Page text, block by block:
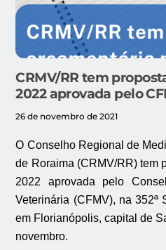
CRMV/RR tem
2022 aprovada pelo
26 de novembro de 2021
O Conselho Regional de
de Roraima (CRMV/RR) tem
2022 aprovada pelo
Veterinária (CFMV), na 352ª
em Florianópolis, capital de
novembro.